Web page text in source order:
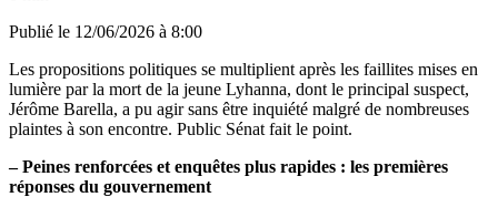
Publié le 12/06/2026 à 8:00
Les propositions politiques se multiplient après les faillites mises en
lumière par la mort de la jeune Lyhanna, dont le principal suspect,
Jérôme Barella, a pu agir sans être inquiété malgré de nombreuses
plaintes à son encontre. Public Sénat fait le point.
– Peines renforcées et enquêtes plus rapides : les premières
réponses du gouvernement